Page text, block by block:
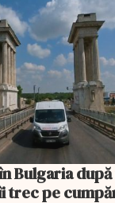
Bulgaria
îi trec pe